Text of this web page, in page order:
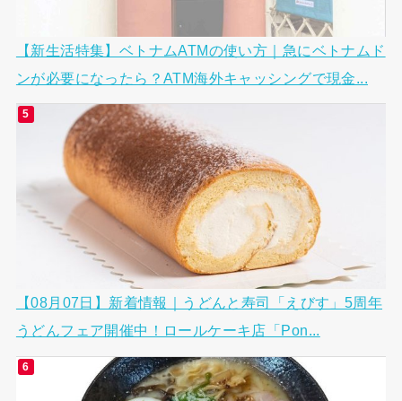
【新生活特集】ベトナムATMの使い方｜急にベトナムド
ンが必要になったら？ATM海外キャッシングで現金...
【08月07日】新着情報｜うどんと寿司「えびす」5周年
うどんフェア開催中！ロールケーキ店「Pon...